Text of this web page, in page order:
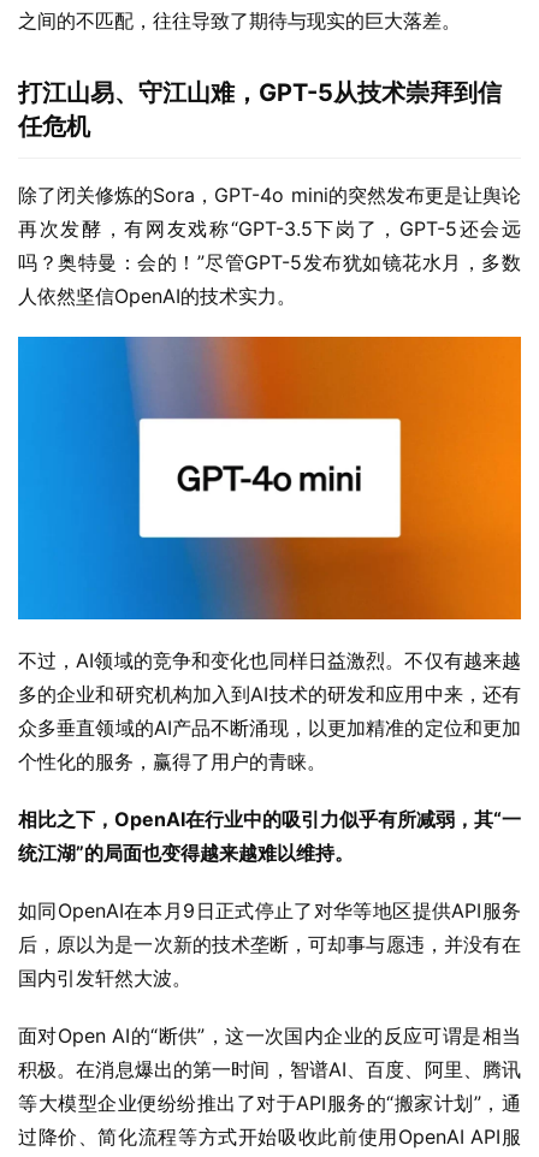
之间的不匹配，往往导致了期待与现实的巨大落差。
打江山易、守江山难，GPT-5从技术崇拜到信
任危机
除了闭关修炼的Sora，GPT-4o mini的突然发布更是让舆论
再次发酵，有网友戏称“GPT-3.5下岗了，GPT-5还会远
吗？奥特曼：会的！”尽管GPT-5发布犹如镜花水月，多数
人依然坚信OpenAI的技术实力。
不过，AI领域的竞争和变化也同样日益激烈。不仅有越来越
多的企业和研究机构加入到AI技术的研发和应用中来，还有
众多垂直领域的AI产品不断涌现，以更加精准的定位和更加
个性化的服务，赢得了用户的青睐。
相比之下，OpenAI在行业中的吸引力似乎有所减弱，其“一
统江湖”的局面也变得越来越难以维持。
如同OpenAI在本月9日正式停止了对华等地区提供API服务
后，原以为是一次新的技术垄断，可却事与愿违，并没有在
国内引发轩然大波。
面对Open AI的“断供”，这一次国内企业的反应可谓是相当
积极。在消息爆出的第一时间，智谱AI、百度、阿里、腾讯
等大模型企业便纷纷推出了对于API服务的“搬家计划”，通
过降价、简化流程等方式开始吸收此前使用OpenAI API服